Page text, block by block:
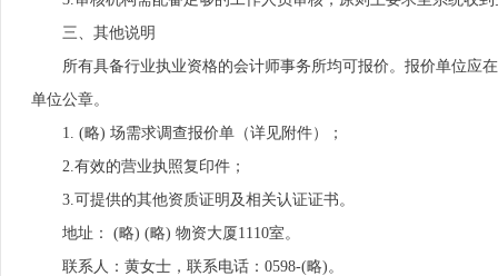
三、其他说明
所有具备行业执业资格的会计师事务所均可报价。报价单位应在
单位公章。
1. (略) 场需求调查报价单（详见附件）；
2.有效的营业执照复印件；
3.可提供的其他资质证明及相关认证证书。
地址： (略) (略) 物资大厦1110室。
联系人：黄女士，联系电话：0598-(略)。